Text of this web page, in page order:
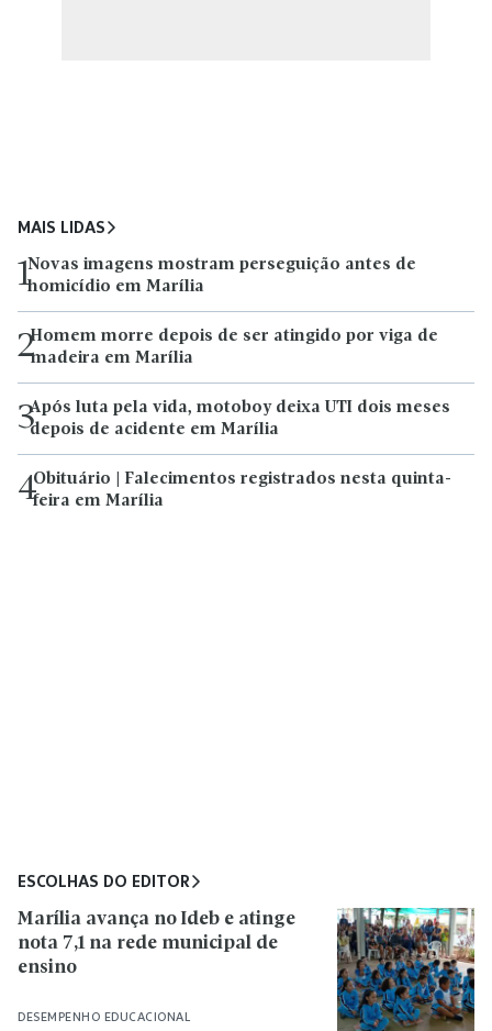
MAIS LIDAS
1Novas imagens mostram perseguição antes de
homicídio em Marília
2Homem morre depois de ser atingido por viga de
madeira em Marília
3Após luta pela vida, motoboy deixa UTI dois meses
depois de acidente em Marília
4Obituário | Falecimentos registrados nesta quinta-
feira em Marília
ESCOLHAS DO EDITOR
DESEMPENHO EDUCACIONAL
Marília avança no Ideb e atinge
nota 7,1 na rede municipal de
ensino